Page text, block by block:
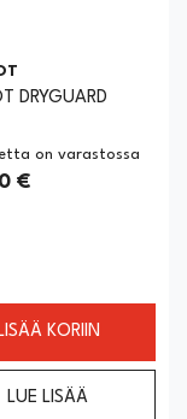
DRYGUARD
on varastossa
€
LISÄÄ KORIIN
LUE LISÄÄ